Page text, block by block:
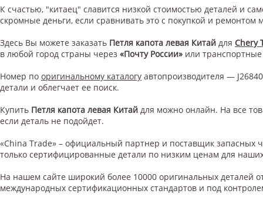
К счастью, "китаец" славится низкой стоимостью деталей и
скромные деньги, если сравнивать это с покупкой и
Здесь Вы можете заказать Петля капота левая Китай для Chery
в любой город страны через «Почту России» или
Номер по оригинальному каталогу автопроизводителя —
детали и облегчает ее поиск.
Купить Петля капота левая Китай для можно онлайн. На все
если деталь не подойдет.
«China Trade» – официальный партнер и поставщик запасных
только сертифицированные детали по низким ценам для
На нашем сайте широкий более 10000 оригинальных деталей
международных сертификационных стандартов и под